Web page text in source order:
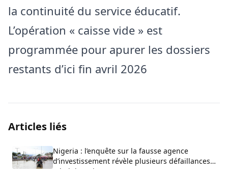
la continuité du service éducatif.
L’opération « caisse vide » est
programmée pour apurer les dossiers
restants d’ici fin avril 2026
Articles liés
Nigeria : l’enquête sur la fausse agence
d’investissement révèle plusieurs défaillances
administratives